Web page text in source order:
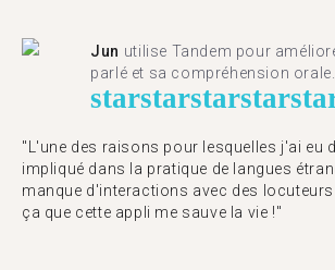
Jun utilise Tandem pour
parlé et sa compréhension orale.
starstarstarstar
"L'une des raisons pour lesquelles j'ai eu
impliqué dans la pratique de langues
manque d'interactions avec des
ça que cette appli me sauve la vie !"